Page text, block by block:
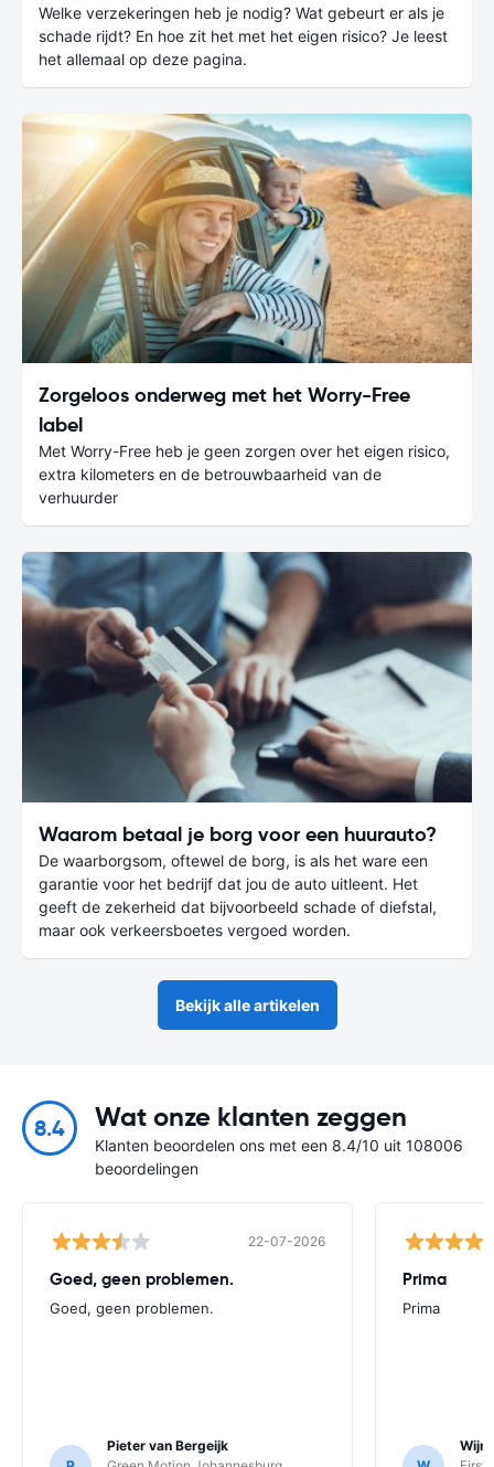
Welke verzekeringen heb je nodig? Wat gebeurt er als je
schade rijdt? En hoe zit het met het eigen risico? Je leest
het allemaal op deze pagina.
Zorgeloos onderweg met het Worry-Free
label
Met Worry-Free heb je geen zorgen over het eigen risico,
extra kilometers en de betrouwbaarheid van de
verhuurder
Waarom betaal je borg voor een huurauto?
De waarborgsom, oftewel de borg, is als het ware een
garantie voor het bedrijf dat jou de auto uitleent. Het
geeft de zekerheid dat bijvoorbeeld schade of diefstal,
maar ook verkeersboetes vergoed worden.
Bekijk alle artikelen
8.4 Wat onze klanten zeggen
Klanten beoordelen ons met een 8.4/10 uit 108006
beoordelingen
22-07-2026
Goed, geen problemen.
Goed, geen problemen.
Pieter van Bergeijk
Prima
Prima